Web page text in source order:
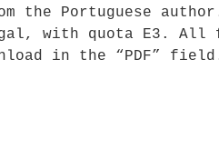
the Portuguese
with quota E3. All
in the “PDF”